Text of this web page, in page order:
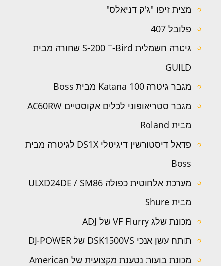
מצית זיפו "ג'ק דניאלס"
פלובל 407
גיטרה חשמלית S-200 T-Bird שחורה מבית
GUILD
מגבר גיטרה Katana 100 מבית Boss
מגבר סטריאופוני לכלים אקוסטיים AC60RW
מבית Roland
פדאל דיסטורשין דיגיטלי DS1X לגיטרה מבית
Boss
מערכת אלחוטית כפולה ULXD24DE / SM86
מבית Shure
מכונת שלג VF Flurry של ADJ
תותח עשן אנכי DSK1500VS של DJ-POWER
מכונת בועות נטענת מקצועית של American